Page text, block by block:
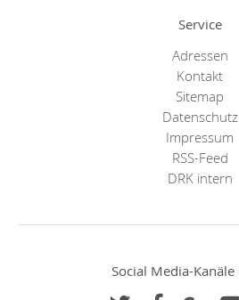
Service
Adressen
Kontakt
Sitemap
Datenschutz
Impressum
RSS-Feed
DRK intern
Social Media-Kanäle